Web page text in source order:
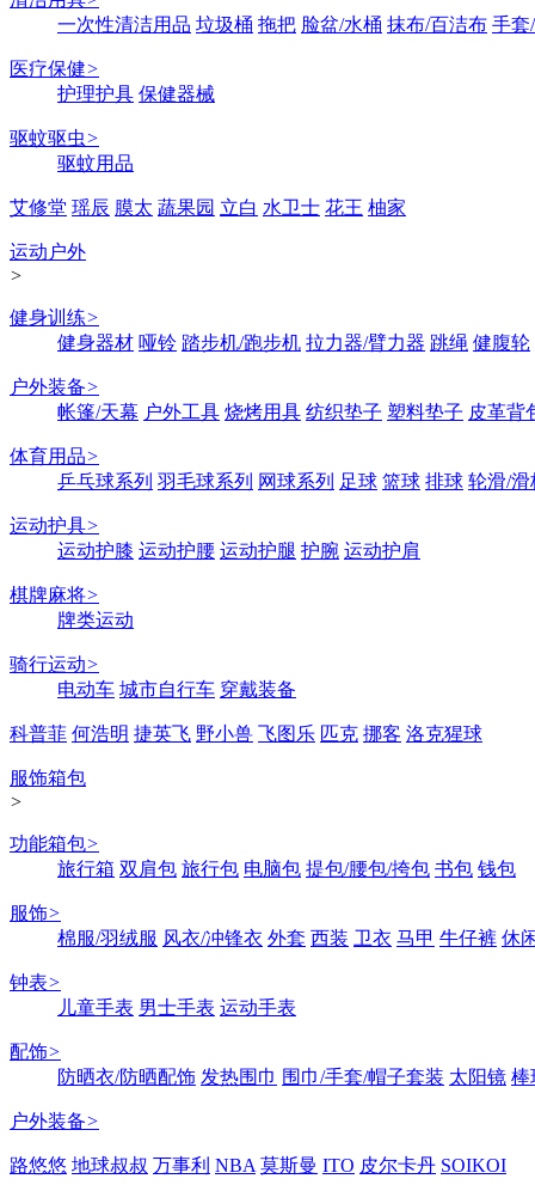
一次性清洁用品 垃圾桶 拖把 脸盆/水桶 抹布/百洁布 手套
医疗保健>
护理护具 保健器械
驱蚊驱虫>
驱蚊用品
艾修堂 瑶辰 膜太 蔬果园 立白 水卫士 花王 柚家
运动户外
>
健身训练>
健身器材 哑铃 踏步机/跑步机 拉力器/臂力器 跳绳 健腹轮
户外装备>
帐篷/天幕 户外工具 烧烤用具 纺织垫子 塑料垫子 皮革背
体育用品>
乒乓球系列 羽毛球系列 网球系列 足球 篮球 排球 轮滑/滑
运动护具>
运动护膝 运动护腰 运动护腿 护腕 运动护肩
棋牌麻将>
牌类运动
骑行运动>
电动车 城市自行车 穿戴装备
科普菲 何浩明 捷英飞 野小兽 飞图乐 匹克 挪客 洛克猩球
服饰箱包
>
功能箱包>
旅行箱 双肩包 旅行包 电脑包 提包/腰包/挎包 书包 钱包
服饰>
棉服/羽绒服 风衣/冲锋衣 外套 西装 卫衣 马甲 牛仔裤 休
钟表>
儿童手表 男士手表 运动手表
配饰>
防晒衣/防晒配饰 发热围巾 围巾/手套/帽子套装 太阳镜 棒
户外装备>
路悠悠 地球叔叔 万事利 NBA 莫斯曼 ITO 皮尔卡丹 SOIKOI